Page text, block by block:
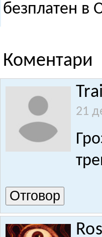
безплатен в
Коментари
21
Отговор